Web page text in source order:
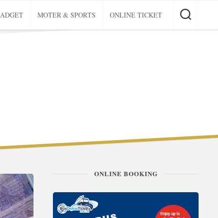
MOTER & SPORTS ONLINE TICKET
ONLINE BOOKING